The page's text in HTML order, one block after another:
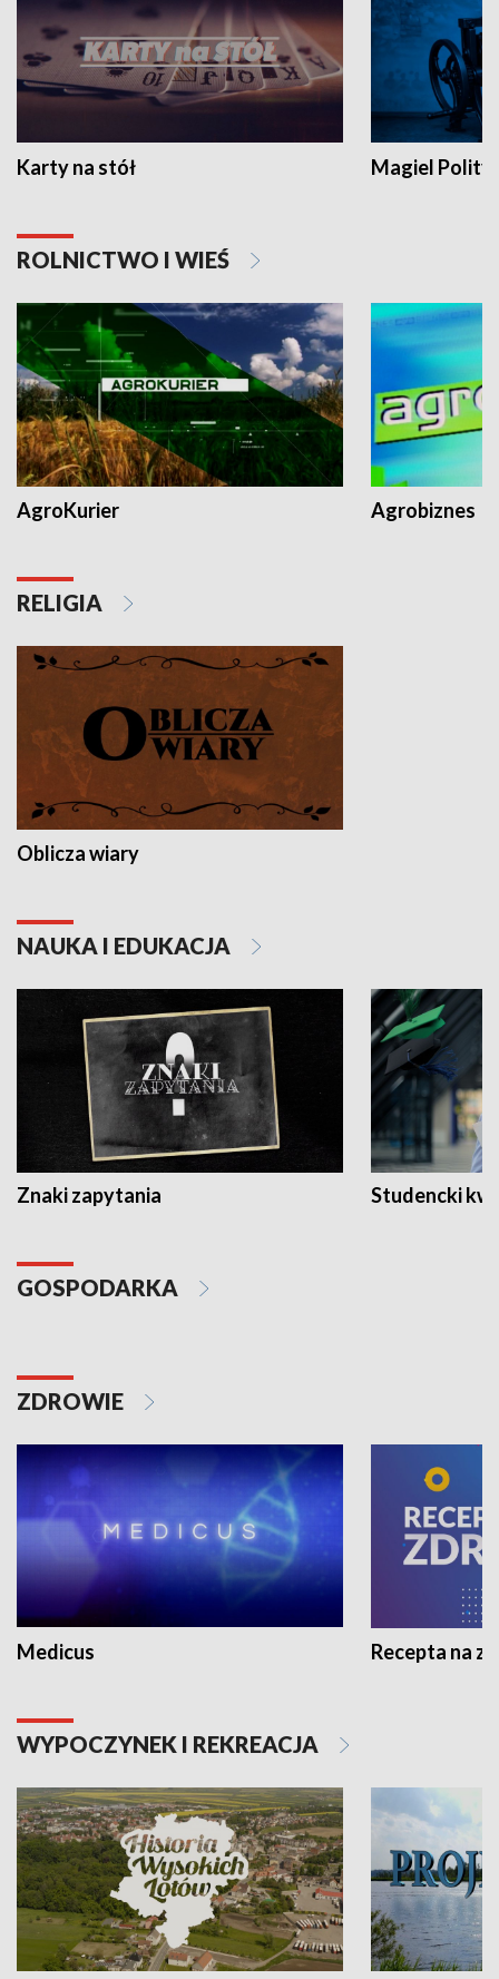
Karty na stół Magiel
ROLNICTWO I WIEŚ
AgroKurier Agrobiznes
RELIGIA
Oblicza wiary
NAUKA I EDUKACJA
Znaki zapytania Studencki
GOSPODARKA
ZDROWIE
Medicus Recepta na
WYPOCZYNEK I REKREACJA